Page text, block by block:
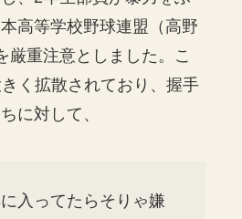
高等学校野球連盟（高野
厳重注意としました。こ
く拡散されており、握手
に対して、
に入ってたらそりゃ嫌